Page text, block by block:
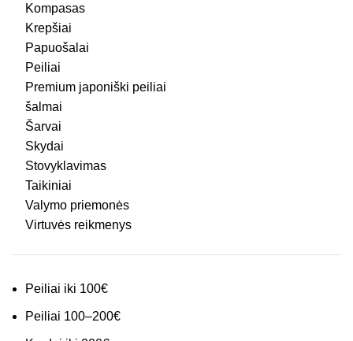
Kompasas
Krepšiai
Papuošalai
Peiliai
Premium japoniški peiliai
šalmai
Šarvai
Skydai
Stovyklavimas
Taikiniai
Valymo priemonės
Virtuvės reikmenys
Peiliai iki 100€
Peiliai 100–200€